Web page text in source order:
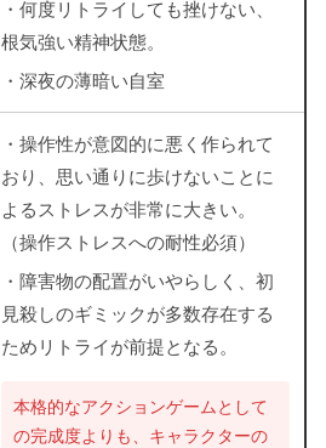
・何度リトライしても挫けない、
根気強い精神状態。
・深夜の薄暗い自室
・操作性が意図的に悪く作られて
おり、思い通りに歩けないことに
よるストレスが非常に大きい。
（操作ストレスへの耐性必須）
・障害物の配置がいやらしく、初
見殺しのギミックが多数存在する
ためリトライが前提となる。
本格的なアクションゲームとして
の完成度よりも、キャラクターの